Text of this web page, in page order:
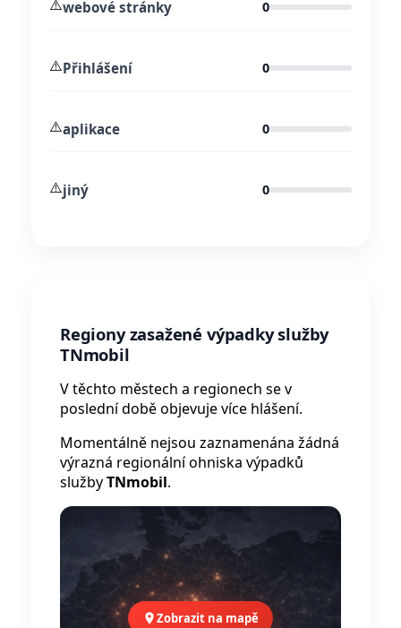
⚠️webové stránky 0
⚠️Přihlášení 0
⚠️aplikace 0
⚠️jiný 0
Regiony zasažené výpadky služby
TNmobil
V těchto městech a regionech se v
poslední době objevuje více hlášení.
Momentálně nejsou zaznamenána žádná
výrazná regionální ohniska výpadků
službyTNmobil.
Zobrazit na mapě